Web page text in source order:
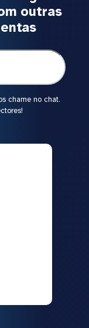
outras
chame no chat.